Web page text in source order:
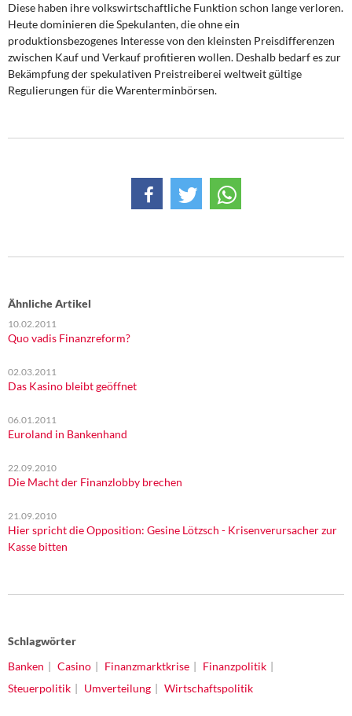
Diese haben ihre volkswirtschaftliche Funktion schon lange verloren.
Heute dominieren die Spekulanten, die ohne ein
produktionsbezogenes Interesse von den kleinsten Preisdifferenzen
zwischen Kauf und Verkauf profitieren wollen. Deshalb bedarf es zur
Bekämpfung der spekulativen Preistreiberei weltweit gültige
Regulierungen für die Warenterminbörsen.
Ähnliche Artikel
10.02.2011
Quo vadis Finanzreform?
02.03.2011
Das Kasino bleibt geöffnet
06.01.2011
Euroland in Bankenhand
22.09.2010
Die Macht der Finanzlobby brechen
21.09.2010
Hier spricht die Opposition: Gesine Lötzsch - Krisenverursacher zur
Kasse bitten
Schlagwörter
Banken
Casino Finanzmarktkrise
Finanzpolitik
Steuerpolitik
Umverteilung Wirtschaftspolitik